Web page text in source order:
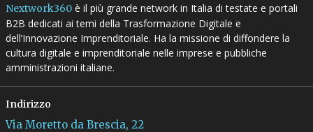
Nextwork360è il più grande network in Italia di testate e portali
B2B dedicati ai temi della Trasformazione Digitale e
dell’Innovazione Imprenditoriale. Ha la missione di diffondere la
cultura digitale e imprenditoriale nelle imprese e pubbliche
amministrazioni italiane.
Indirizzo
Via Moretto da Brescia, 22